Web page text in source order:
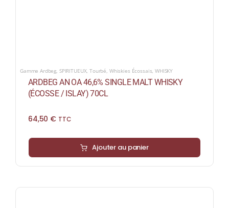
Gamme Ardbeg, SPIRITUEUX,Tourbé, Whiskies Écossais,WHISKY
ARDBEG AN OA 46,6% SINGLE MALT WHISKY
(ÉCOSSE / ISLAY) 70CL
64,50 € TTC
Ajouter au panier